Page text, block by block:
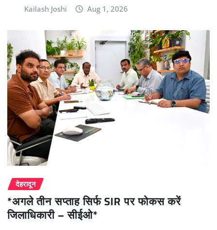
Kailash Joshi Aug 1, 2026
देहरादून
*अगले तीन सप्ताह सिर्फ SIR पर फोकस करें
जिलाधिकारी – सीईओ*